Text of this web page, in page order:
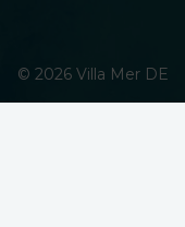
© 2026 Villa Mer DE